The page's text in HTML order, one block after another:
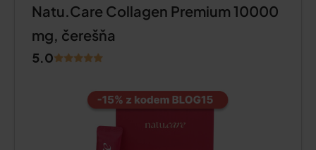
Natu.Care Collagen Premium 10000
mg, čerešňa
5.0